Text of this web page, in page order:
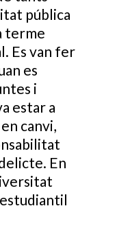
pública
terme
Es van fer
es
i
estar a
canvi,
En